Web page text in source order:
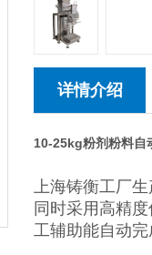
详情介绍
10-25kg粉剂粉料自
上海铸衡工厂
同时采用高精
工辅助能自动